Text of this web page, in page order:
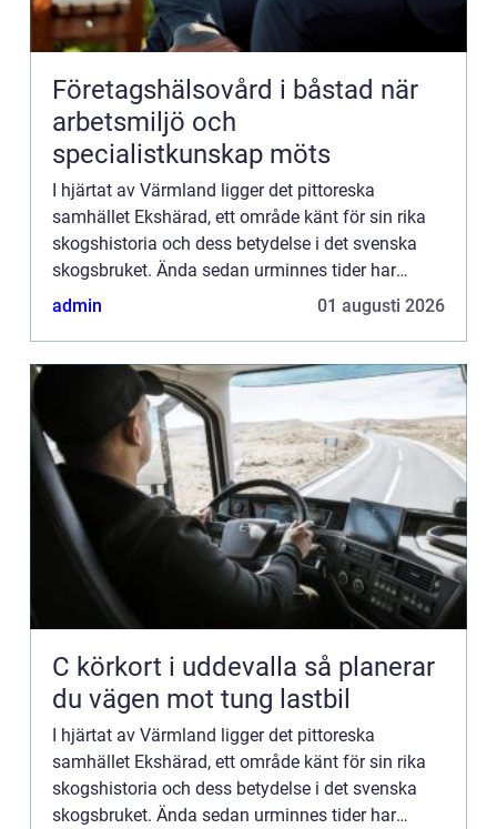
Företagshälsovård i båstad när
arbetsmiljö och
specialistkunskap möts
I hjärtat av Värmland ligger det pittoreska
samhället Ekshärad, ett område känt för sin rika
skogshistoria och dess betydelse i det svenska
skogsbruket. Ända sedan urminnes tider har
skogen varit en livsnerv f...
admin 01 augusti 2026
C körkort i uddevalla så planerar
du vägen mot tung lastbil
I hjärtat av Värmland ligger det pittoreska
samhället Ekshärad, ett område känt för sin rika
skogshistoria och dess betydelse i det svenska
skogsbruket. Ända sedan urminnes tider har